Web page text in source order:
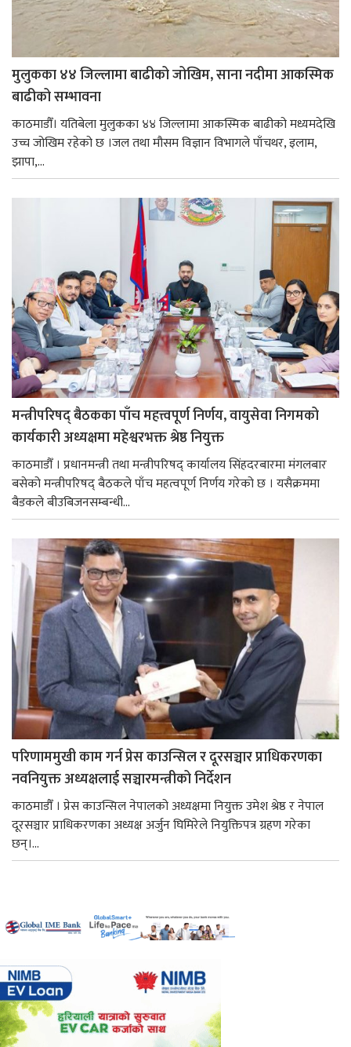
मुलुकका ४४ जिल्लामा बाढीको जोखिम, साना नदीमा आकस्मिक
बाढीको सम्भावना
काठमाडौँ। यतिबेला मुलुकका ४४ जिल्लामा आकस्मिक बाढीको मध्यमदेखि
उच्च जोखिम रहेको छ ।जल तथा मौसम विज्ञान विभागले पाँचथर, इलाम,
झापा,...
मन्त्रीपरिषद् बैठकका पाँच महत्त्वपूर्ण निर्णय, वायुसेवा निगमको
कार्यकारी अध्यक्षमा महेश्वरभक्त श्रेष्ठ नियुक्त
काठमाडौँ । प्रधानमन्त्री तथा मन्त्रीपरिषद् कार्यालय सिंहदरबारमा मंगलबार
बसेको मन्त्रीपरिषद् बैठकले पाँच महत्वपूर्ण निर्णय गरेको छ । यसैक्रममा
बैडकले बीउबिजनसम्बन्धी...
परिणाममुखी काम गर्न प्रेस काउन्सिल र दूरसञ्चार प्राधिकरणका
नवनियुक्त अध्यक्षलाई सञ्चारमन्त्रीको निर्देशन
काठमाडौँ । प्रेस काउन्सिल नेपालको अध्यक्षमा नियुक्त उमेश श्रेष्ठ र नेपाल
दूरसञ्चार प्राधिकरणका अध्यक्ष अर्जुन घिमिरेले नियुक्तिपत्र ग्रहण गरेका
छन्।...